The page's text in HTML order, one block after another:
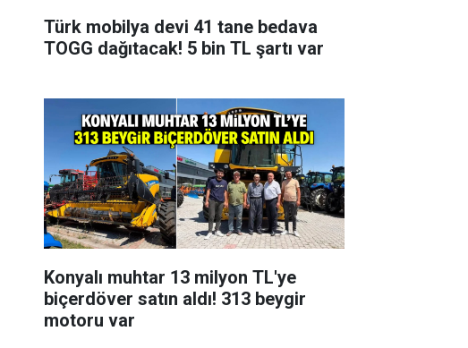
Türk mobilya devi 41 tane bedava
TOGG dağıtacak! 5 bin TL şartı var
Konyalı muhtar 13 milyon TL'ye
biçerdöver satın aldı! 313 beygir
motoru var